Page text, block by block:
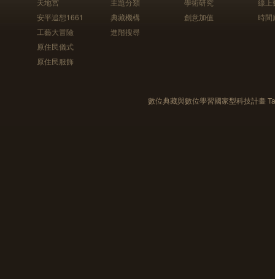
天地宮
安平追想1661
工藝大冒險
原住民儀式
原住民服飾
主題分類
典藏機構
進階搜尋
學術研究
創意加值
線上
時間
數位典藏與數位學習國家型科技計畫